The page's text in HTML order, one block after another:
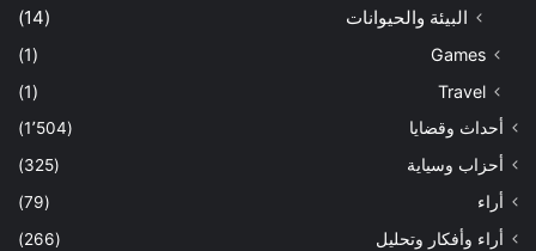
البيئة والحيوانات (14)
Games
(1)
Travel
(1)
أحداث وقضايا
(1٬504)
أحزاب وسياية
(325)
أراء
(79)
أراء وأفكار وتحليل
(266)